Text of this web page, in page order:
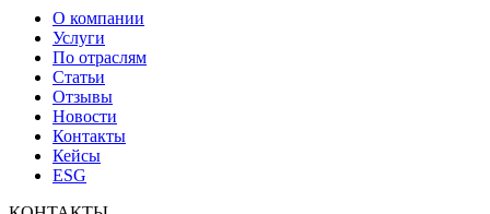
О компании
Услуги
По отраслям
Статьи
Отзывы
Новости
Контакты
Кейсы
ESG